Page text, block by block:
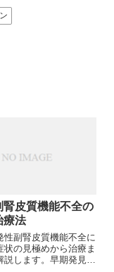
腎皮質機能不全の
療法
性副腎皮質機能不全に
状の見極めから治療ま
説します。早期発見で